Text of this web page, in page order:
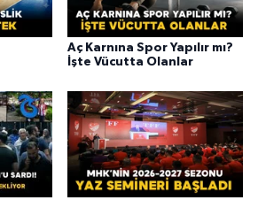
Aç Karnına Spor Yapılır mı?
İşte Vücutta Olanlar